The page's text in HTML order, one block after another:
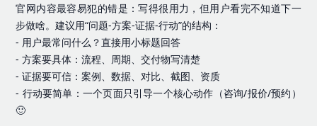
官网内容最容易犯的错是：写得很用力，但用户看完不知道下一
步做啥。建议用“问题-方案-证据-行动”的结构：
- 用户最常问什么？直接用小标题回答
- 方案要具体：流程、周期、交付物写清楚
- 证据要可信：案例、数据、对比、截图、资质
- 行动要简单：一个页面只引导一个核心动作（咨询/报价/预约）
🙂